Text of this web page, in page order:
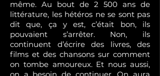
même. Au bout de 2 500 ans de
littérature, les hétéros ne se sont pas
dit que, ça y est, c’était bon, ils
pouvaient s’arrêter. Non, ils
continuent d’écrire des livres, des
films et des chansons sur comment
on tombe amoureux. Et nous aussi,